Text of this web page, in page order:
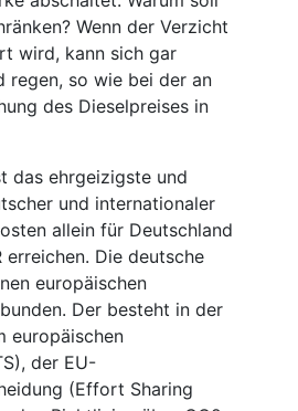
Wenn der Verzicht
wird, kann sich gar
regen, so wie bei der an
des Dieselpreises in
das ehrgeizigste und
und internationaler
allein für Deutschland
erreichen. Die deutsche
europäischen
Der besteht in der
europäischen
der EU-
(Effort Sharing